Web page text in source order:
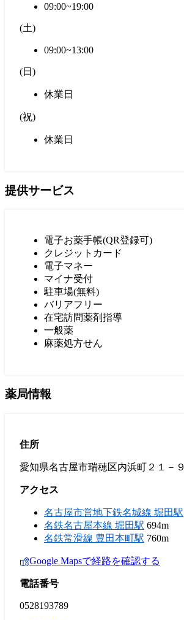
09:00~19:00
(土)
09:00~13:00
(日 )
休業日
(祝)
休業日
提供サービス
電子お薬手帳(QR登録可)
クレジットカード
電子マネー
マイナ受付
駐車場(無料)
バリアフリー
在宅訪問薬剤指導
一般薬
麻薬処方せん
薬局情報
住所
愛知県名古屋市瑞穂区内浜町２１－９
アクセス
名古屋市営地下鉄名城線 堀田駅
名鉄名古屋本線 堀田駅 694m
名鉄常滑線 豊田本町駅 760m
Google Mapsで経路を確認する
電話番号
0528193789